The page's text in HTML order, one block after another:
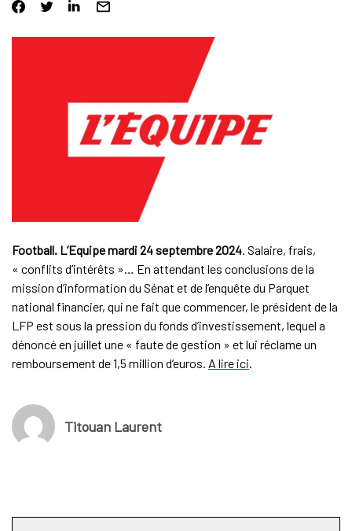
Football. L’Equipe mardi 24 septembre 2024. Salaire, frais,
« conflits d’intérêts »… En attendant les conclusions de la
mission d’information du Sénat et de l’enquête du Parquet
national financier, qui ne fait que commencer, le président de la
LFP est sous la pression du fonds d’investissement, lequel a
dénoncé en juillet une « faute de gestion » et lui réclame un
remboursement de 1,5 million d’euros. A lire ici.
Titouan Laurent